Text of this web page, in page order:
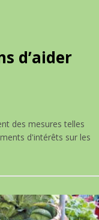
d’aider
des mesures telles
d'intérêts sur les